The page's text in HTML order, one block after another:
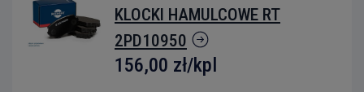
KLOCKI HAMULCOWE RT
2PD10950
156,00 zł/kpl